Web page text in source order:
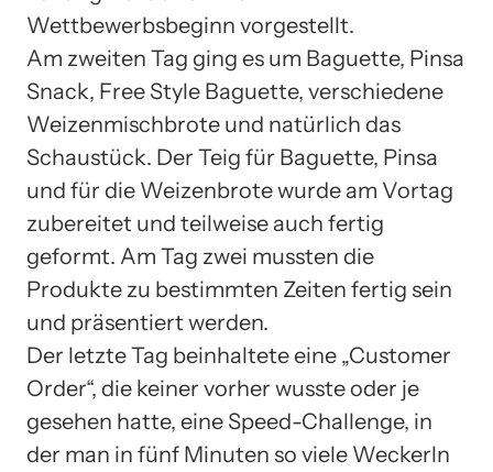
Wettbewerbsbeginn vorgestellt.
Am zweiten Tag ging es um Baguette, Pinsa
Snack, Free Style Baguette, verschiedene
Weizenmischbrote und natürlich das
Schaustück. Der Teig für Baguette, Pinsa
und für die Weizenbrote wurde am Vortag
zubereitet und teilweise auch fertig
geformt. Am Tag zwei mussten die
Produkte zu bestimmten Zeiten fertig sein
und präsentiert werden.
Der letzte Tag beinhaltete eine „Customer
Order“, die keiner vorher wusste oder je
gesehen hatte, eine Speed-Challenge, in
der man in fünf Minuten so viele Weckerln